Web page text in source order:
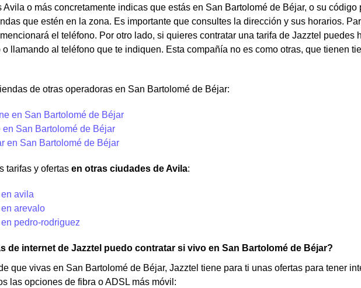
Avila o más concretamente indicas que estás en San Bartolomé de Béjar, o su código
que estén en la zona. Es importante que consultes la dirección y sus horarios.
el teléfono. Por otro lado, si quieres contratar una tarifa de Jazztel puedes
o llamando al teléfono que te indiquen. Esta compañía no es como otras, que tienen
de otras operadoras en San Bartolomé de Béjar:
en San Bartolomé de Béjar
en San Bartolomé de Béjar
en San Bartolomé de Béjar
tarifas y ofertas en otras ciudades de Avila:
avila
arevalo
pedro-rodriguez
de internet de Jazztel puedo contratar si vivo en San Bartolomé de Béjar?
que vivas en San Bartolomé de Béjar, Jazztel tiene para ti unas ofertas para tener
las opciones de fibra o ADSL más móvil: